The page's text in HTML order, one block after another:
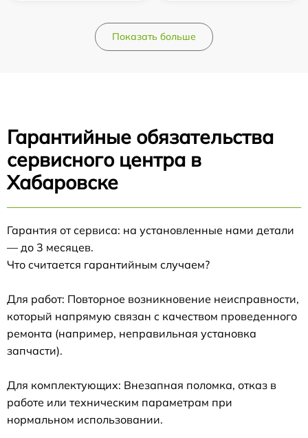
Показать больше
Гарантийные обязательства
сервисного центра в
Хабаровске
Гарантия от сервиса: на установленные нами детали
— до 3 месяцев.
Что считается гарантийным случаем?
Для работ: Повторное возникновение неисправности,
который напрямую связан с качеством проведенного
ремонта (например, неправильная установка
запчасти).
Для комплектующих: Внезапная поломка, отказ в
работе или техническим параметрам при
нормальном использовании.